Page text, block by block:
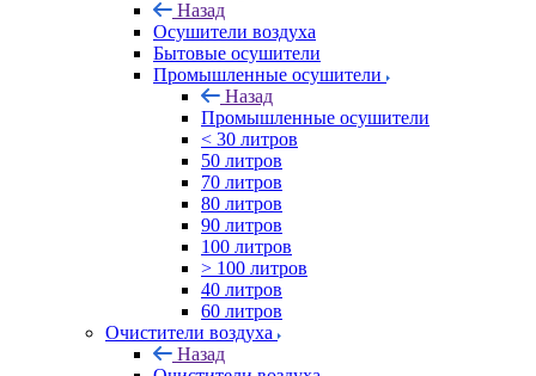
Назад
Осушители воздуха
Бытовые осушители
Промышленные осушители
Назад
Промышленные осушители
< 30 литров
50 литров
70 литров
80 литров
90 литров
100 литров
> 100 литров
40 литров
60 литров
Очистители воздуха
Назад